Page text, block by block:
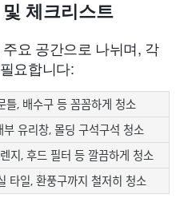
체크리스트
요 공간으로 나뉘며, 각
요합니다:
틀, 배수구 등 꼼꼼하게 청소
부 유리창, 몰딩 구석구석 청소
지, 후드 필터 등 깔끔하게 청소
타일, 환풍구까지 철저히 청소